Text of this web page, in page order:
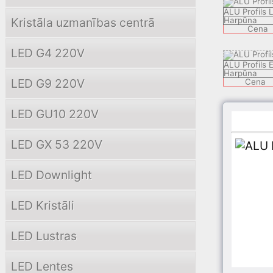
Kristāla uzmanības centrā
LED G4 220V
LED G9 220V
LED GU10 220V
LED GX 53 220V
LED Downlight
LED Kristāli
LED Lustras
LED Lentes
ALU Profils
Harpūna
Cena
ALU Profils
Harpūna
Cena
ALU Profils
Cena